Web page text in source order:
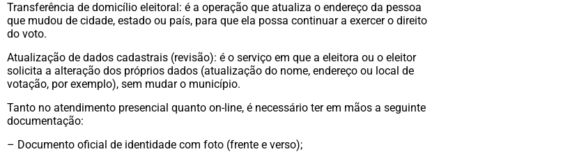
Transferência de domicílio eleitoral: é a operação que atualiza o endereço da pessoa
que mudou de cidade, estado ou país, para que ela possa continuar a exercer o direito
do voto.
Atualização de dados cadastrais (revisão): é o serviço em que a eleitora ou o eleitor
solicita a alteração dos próprios dados (atualização do nome, endereço ou local de
votação, por exemplo), sem mudar o município.
Tanto no atendimento presencial quanto on-line, é necessário ter em mãos a seguinte
documentação:
– Documento oficial de identidade com foto (frente e verso);